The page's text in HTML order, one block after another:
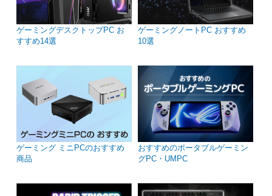
ゲーミングデスクトップPC お
すすめ14選
ゲーミングノートPC おすすめ
10選
ゲーミング ミニPCのおすすめ
商品
おすすめのポータブルゲーミン
グPC・UMPC